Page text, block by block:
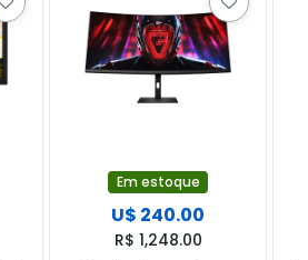
Em estoque
U$ 240.00
R$ 1,248.00